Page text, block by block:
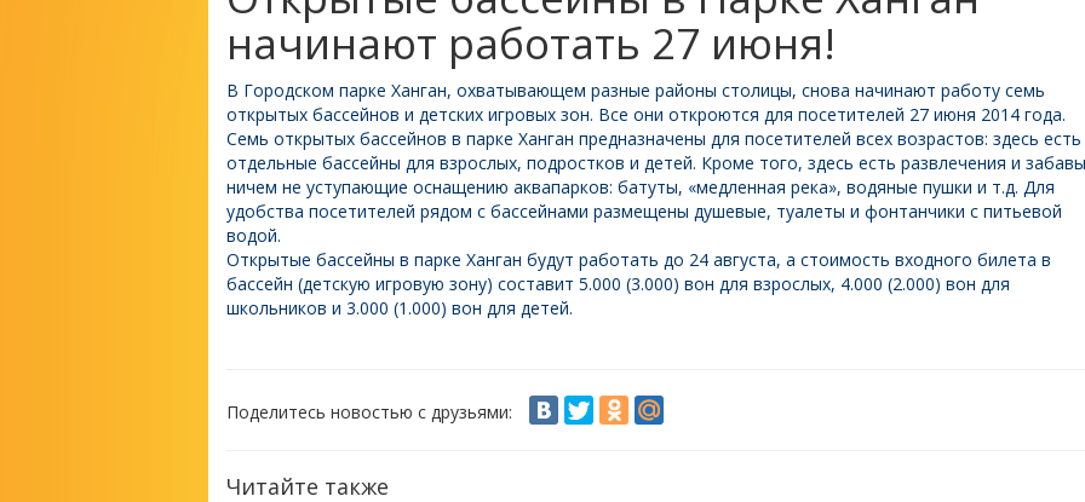
начинают работать 27 июня!
В Городском парке Ханган, охватывающем разные районы столицы, снова начинают работу семь
открытых бассейнов и детских игровых зон. Все они откроются для посетителей 27 июня 2014 года.
Семь открытых бассейнов в парке Ханган предназначены для посетителей всех возрастов: здесь есть
отдельные бассейны для взрослых, подростков и детей. Кроме того, здесь есть развлечения и
ничем не уступающие оснащению аквапарков: батуты, «медленная река», водяные пушки и т.д. Для
удобства посетителей рядом с бассейнами размещены душевые, туалеты и фонтанчики с питьевой
водой.
Открытые бассейны в парке Ханган будут работать до 24 августа, а стоимость входного билета в
бассейн (детскую игровую зону) составит 5.000 (3.000) вон для взрослых, 4.000 (2.000) вон для
школьников и 3.000 (1.000) вон для детей.
Поделитесь новостью с друзьями:
Читайте также